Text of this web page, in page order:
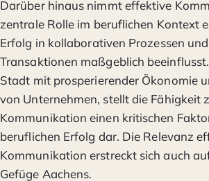
Darüber hinaus nimmt effektive
zentrale Rolle im beruflichen Kontext
Erfolg in kollaborativen Prozessen
Transaktionen maßgeblich
Stadt mit prosperierender Ökonomie
von Unternehmen, stellt die Fähigkeit
Kommunikation einen kritischen
beruflichen Erfolg dar. Die Relevanz
Kommunikation erstreckt sich auch
Gefüge Aachens.